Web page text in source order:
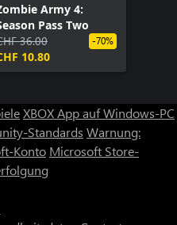
Army 4:
Pass Two
36.00
10.80
-70%
XBOX App auf Windows-PC
Standards Warnung:
Konto Microsoft Store-